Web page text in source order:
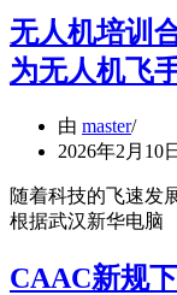
无人机培训
为无人机飞
由 master
2026年2月10日
随着科技的飞速发
根据武汉新华电脑
CAAC新规